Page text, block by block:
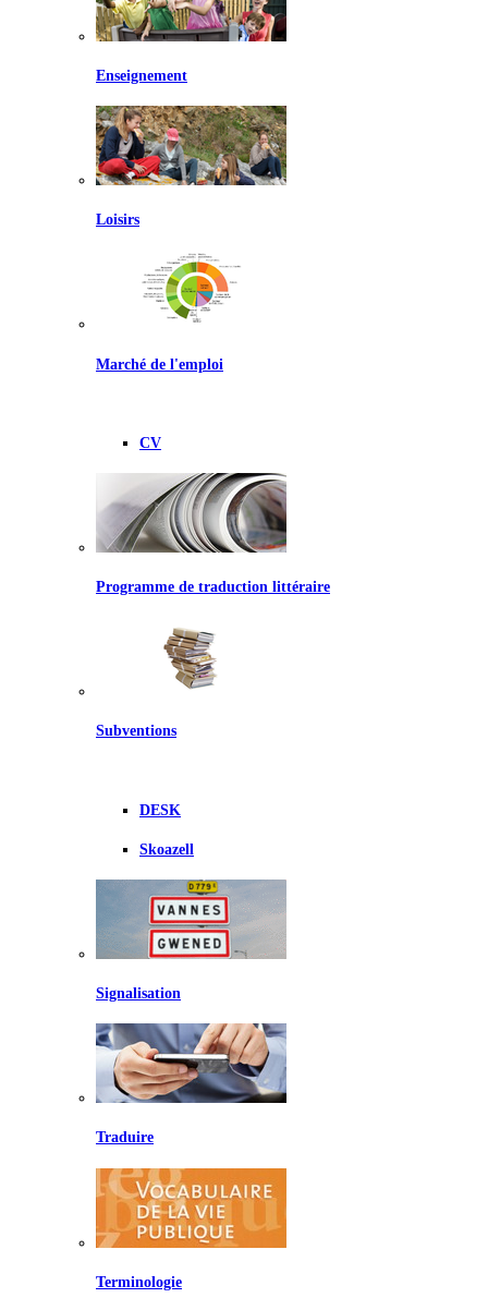
Enseignement
Loisirs
Marché de l'emploi
CV
Programme de traduction littéraire
Subventions
DESK
Skoazell
Signalisation
Traduire
Terminologie